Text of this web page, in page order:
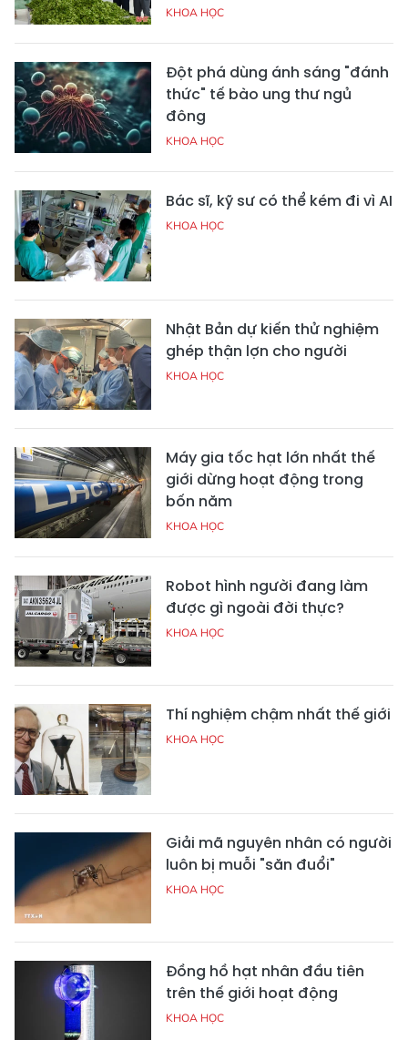
KHOA HỌC
Đột phá dùng ánh sáng "đánh
thức" tế bào ung thư ngủ
đông
KHOA HỌC
Bác sĩ, kỹ sư có thể kém đi vì AI
KHOA HỌC
Nhật Bản dự kiến thử nghiệm
ghép thận lợn cho người
KHOA HỌC
Máy gia tốc hạt lớn nhất thế
giới dừng hoạt động trong
bốn năm
KHOA HỌC
Robot hình người đang làm
được gì ngoài đời thực?
KHOA HỌC
Thí nghiệm chậm nhất thế giới
KHOA HỌC
Giải mã nguyên nhân có người
luôn bị muỗi "săn đuổi"
KHOA HỌC
Đồng hồ hạt nhân đầu tiên
trên thế giới hoạt động
KHOA HỌC